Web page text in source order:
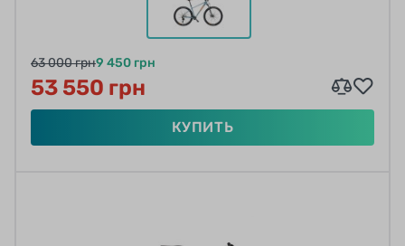
63 000 грн9 450 грн
53 550 грн
КУПИТЬ